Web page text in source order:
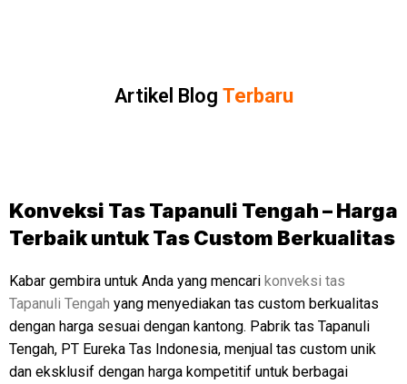
Artikel Blog Terbaru
Konveksi Tas Tapanuli Tengah – Harga
Terbaik untuk Tas Custom Berkualitas
Kabar gembira untuk Anda yang mencari konveksi tas
Tapanuli Tengah yang menyediakan tas custom berkualitas
dengan harga sesuai dengan kantong. Pabrik tas Tapanuli
Tengah, PT Eureka Tas Indonesia, menjual tas custom unik
dan eksklusif dengan harga kompetitif untuk berbagai